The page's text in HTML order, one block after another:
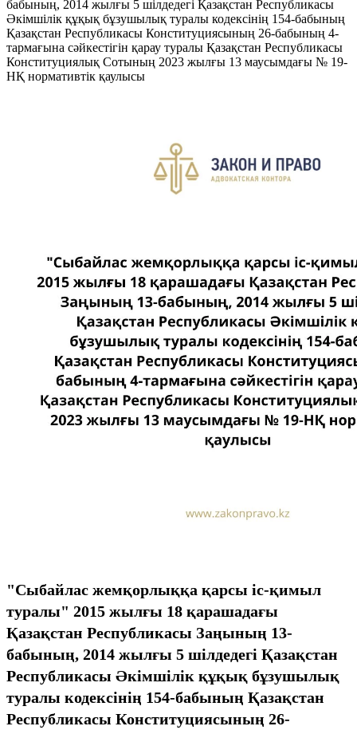
бабының, 2014 жылғы 5 шілдедегі Қазақстан Республикасы
Әкімшілік құқық бұзушылық туралы кодексінің 154-бабының
Қазақстан Республикасы Конституциясының 26-бабының 4-
тармағына сәйкестігін қарау туралы Қазақстан Республикасы
Конституциялық Сотының 2023 жылғы 13 маусымдағы № 19-
НҚ нормативтік қаулысы
"Сыбайлас жемқорлыққа қарсы іс-қимыл
туралы" 2015 жылғы 18 қарашадағы
Қазақстан Республикасы Заңының 13-
бабының, 2014 жылғы 5 шілдедегі Қазақстан
Республикасы Әкімшілік құқық бұзушылық
туралы кодексінің 154-бабының Қазақстан
Республикасы Конституциясының 26-